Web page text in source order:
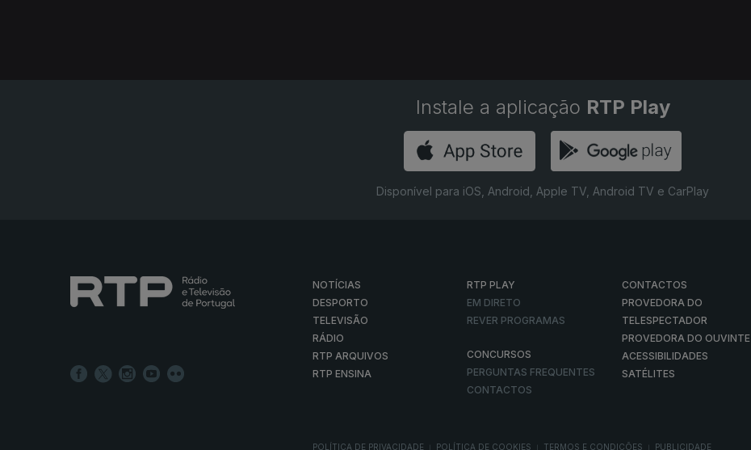
Instale a aplicação RTP Play
Disponível para iOS, Android, Apple TV, Android TV e CarPlay
NOTÍCIAS
DESPORTO
TELEVISÃO
RÁDIO
RTP ARQUIVOS
RTP ENSINA
RTP PLAY
EM DIRETO
REVER PROGRAMAS
CONCURSOS
PERGUNTAS FREQUENTES
CONTACTOS
CONTACTOS
PROVEDORA DO
TELESPECTADOR
PROVEDORA DO OUVINTE
ACESSIBILIDADES
SATÉLITES
POLÍTICA DE PRIVACIDADE POLÍTICA DE COOKIES TERMOS E CONDIÇÕES PUBLICIDADE